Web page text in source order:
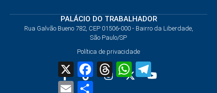
PALÁCIO DO TRABALHADOR
Rua Galvão Bueno 782, CEP 01506-000 - Bairro da Liberdade,
São Paulo/SP
Política de privacidade
X FacebookThreadsWhatsApp
Email